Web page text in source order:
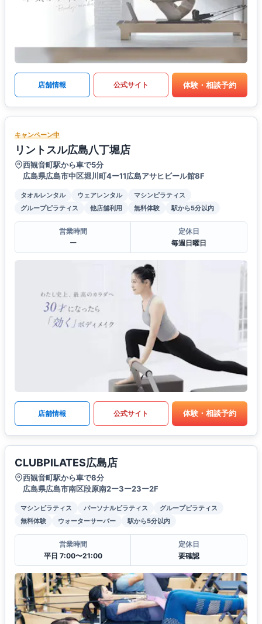
店舗情報 公式サイト 体験・相談予約
キャンペーン中
リントスル広島八丁堀店
西観音町駅から車で5分
広島県広島市中区堀川町4ー11広島アサヒビール館8F
タオルレンタル ウェアレンタル
マシンピラティス
グループピラティス
他店舗利用 無料体験 駅から5分以内
営業時間
ー
定休日
毎週日曜日
店舗情報 公式サイト 体験・相談予約
CLUBPILATES広島店
西観音町駅から車で8分
広島県広島市南区段原南2ー3ー23ー2F
マシンピラティス パーソナルピラティス
グループピラティス
無料体験
ウォーターサーバー 駅から5分以内
営業時間
平日 7:00〜21:00
定休日
要確認